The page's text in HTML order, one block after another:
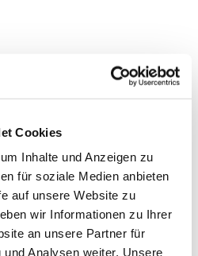
Cookies
Inhalte und Anzeigen zu
für soziale Medien anbieten
auf unsere Website zu
wir Informationen zu Ihrer
an unsere Partner für
Analysen weiter. Unsere
Sie auch